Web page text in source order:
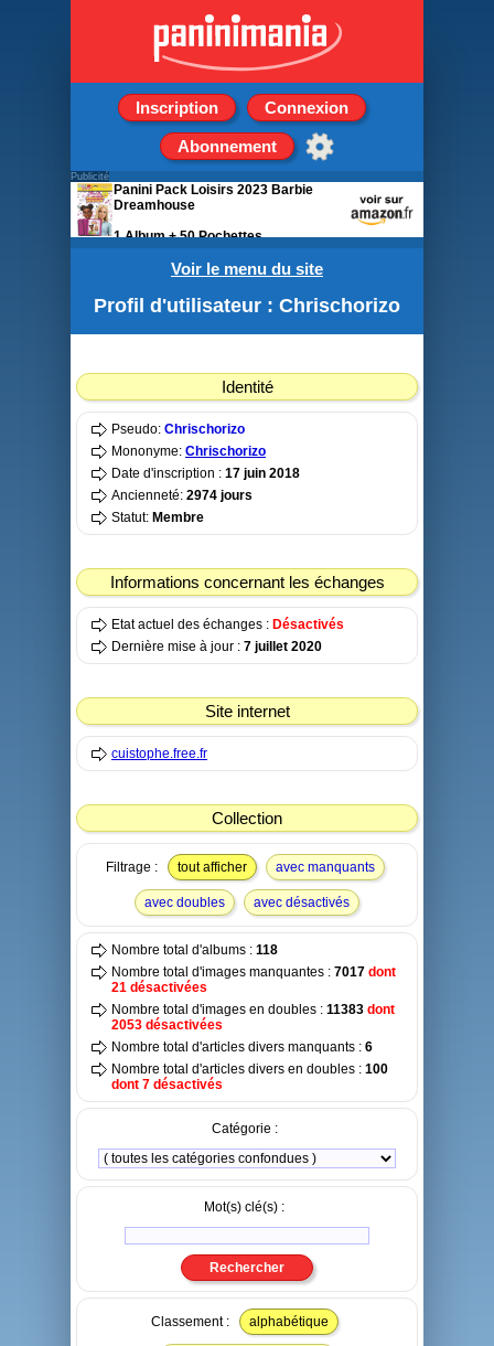
Inscription Connexion
Abonnement
Voir le menu du site
Profil d'utilisateur : Chrischorizo
Identité
Pseudo: Chrischorizo
Mononyme: Chrischorizo
Date d'inscription : 17 juin 2018
Ancienneté: 2974 jours
Statut: Membre
Informations concernant les échanges
Etat actuel des échanges : Désactivés
Dernière mise à jour : 7 juillet 2020
Site internet
cuistophe.free.fr
Collection
Filtrage : tout afficher avec manquants
avec doubles avec désactivés
Nombre total d'albums : 118
Nombre total d'images manquantes : 7017 dont
21 désactivées
Nombre total d'images en doubles : 11383 dont
2053 désactivées
Nombre total d'articles divers manquants : 6
Nombre total d'articles divers en doubles : 100
dont 7 désactivés
Catégorie :
Mot(s) clé(s) :
Classement : alphabétique
Publicité
Panini Pack Loisirs 2023 Barbie
Dreamhouse
1 Album + 50 Pochettes